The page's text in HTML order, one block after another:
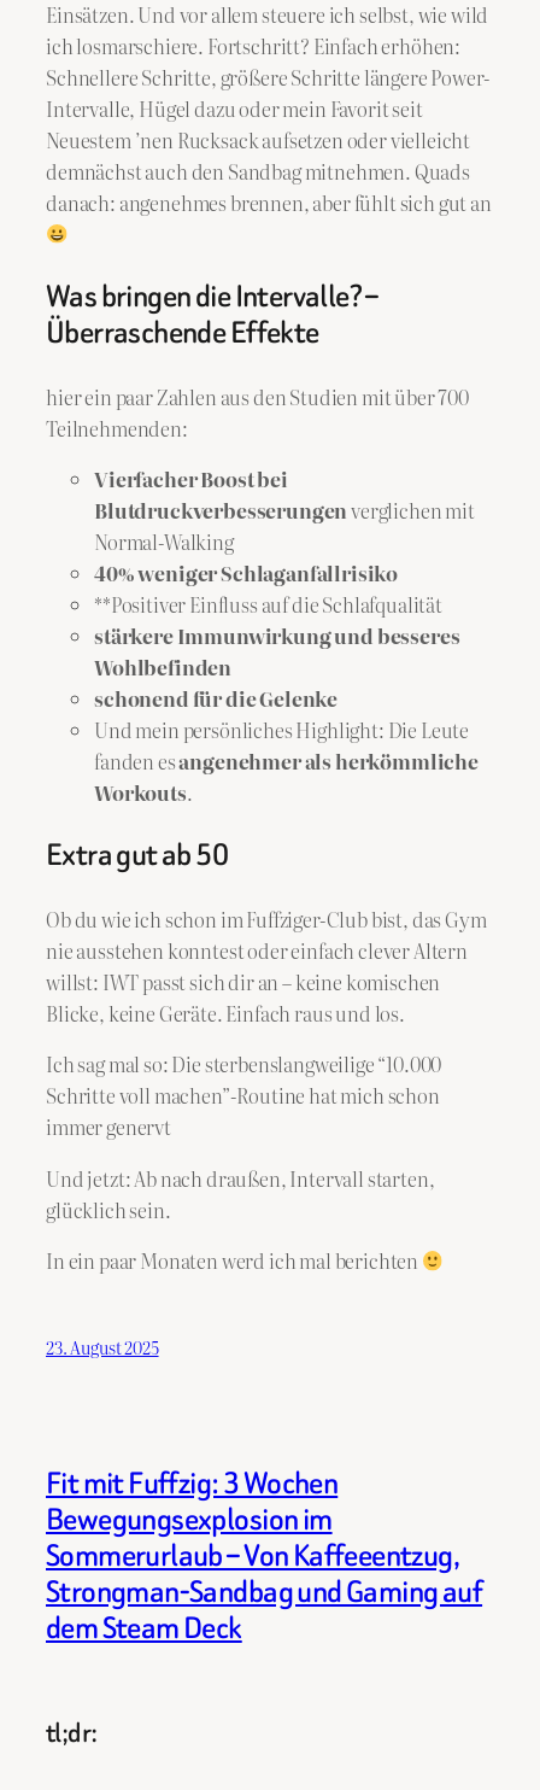
Einsätzen. Und vor allem steuere ich selbst, wie wild
ich losmarschiere. Fortschritt? Einfach erhöhen:
Schnellere Schritte, größere Schritte längere Power-
Intervalle, Hügel dazu oder mein Favorit seit
Neuestem ’nen Rucksack aufsetzen oder vielleicht
demnächst auch den Sandbag mitnehmen. Quads
danach: angenehmes brennen, aber fühlt sich gut an
Was bringen die Intervalle? –
Überraschende Effekte
hier ein paar Zahlen aus den Studien mit über 700
Teilnehmenden:
Vierfacher Boost bei
Blutdruckverbesserungenverglichen mit
Normal-Walking
40% weniger Schlaganfallrisiko
**Positiver Einfluss auf die Schlafqualität
stärkere Immunwirkung und besseres
Wohlbefinden
schonend für die Gelenke
Und mein persönliches Highlight: Die Leute
fanden esangenehmer als herkömmliche
Workouts.
Extra gut ab 50
Ob du wie ich schon im Fuffziger-Club bist, das Gym
nie ausstehen konntest oder einfach clever Altern
willst: IWT passt sich dir an – keine komischen
Blicke, keine Geräte. Einfach raus und los.
Ich sag mal so: Die sterbenslangweilige “10.000
Schritte voll machen”-Routine hat mich schon
immer genervt
Und jetzt: Ab nach draußen, Intervall starten,
glücklich sein.
In ein paar Monaten werd ich mal berichten
23. August 2025
Fit mit Fuffzig: 3 Wochen
Bewegungsexplosion im
Sommerurlaub – Von Kaffeeentzug,
Strongman-Sandbag und Gaming auf
dem Steam Deck
tl;dr: